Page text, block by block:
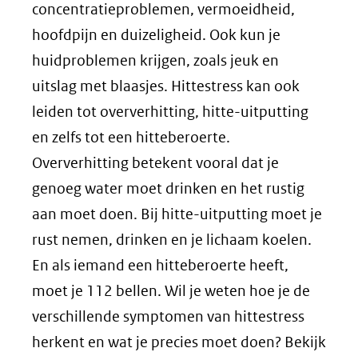
andere
website)
een
andere
website)
concentratieproblemen, vermoeidheid,
hoofdpijn en duizeligheid. Ook kun je
huidproblemen krijgen, zoals jeuk en
uitslag met blaasjes. Hittestress kan ook
leiden tot oververhitting, hitte-uitputting
en zelfs tot een hitteberoerte.
Oververhitting betekent vooral dat je
genoeg water moet drinken en het rustig
aan moet doen. Bij hitte-uitputting moet je
rust nemen, drinken en je lichaam koelen.
En als iemand een hitteberoerte heeft,
moet je 112 bellen. Wil je weten hoe je de
verschillende symptomen van hittestress
herkent en wat je precies moet doen? Bekijk